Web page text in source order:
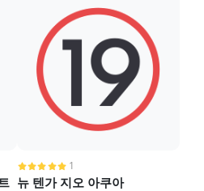
1
뉴 텐가 지오 아쿠아